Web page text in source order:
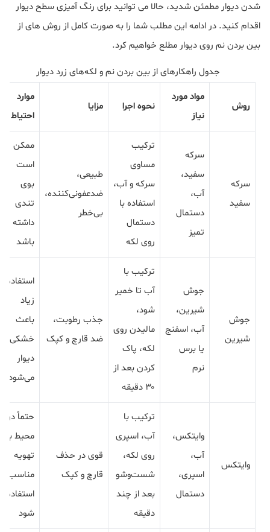
شدن دیوار مطمئن شدید، حالا می توانید برای رنگ آمیزی سطح دیوار
اقدام کنید. در ادامه این مطلب شما را به صورت کامل از روش های از
بین بردن نم روی دیوار مطلع خواهیم کرد.
جدول راهکارهای از بین بردن نم و لکه‌های زرد دیوار
روش
مواد مورد
نیاز
نحوه اجرا مزایا
موارد
احتیاط
سرکه
سفید
سرکه
سفید،
آب،
دستمال
تمیز
ترکیب
مساوی
سرکه و آب،
استفاده با
دستمال
روی لکه
طبیعی،
ضدعفونی‌کننده،
بی‌خطر
ممکن
است
بوی
تندی
داشته
باشد
جوش
شیرین
جوش
شیرین،
آب، اسفنج
یا برس
نرم
ترکیب با
آب تا خمیر
شود،
مالیدن روی
لکه، پاک
کردن بعد از
۳۰ دقیقه
جذب رطوبت،
ضد قارچ و کپک
استفاده
زیاد
باعث
خشکی
دیوار
می‌شود
وایتکس
وایتکس،
آب،
اسپری،
دستمال
ترکیب با
آب، اسپری
روی لکه،
شست‌وشو
بعد از چند
دقیقه
قوی در حذف
قارچ و کپک
حتماً در
محیط با
تهویه
مناسب
استفاده
شود